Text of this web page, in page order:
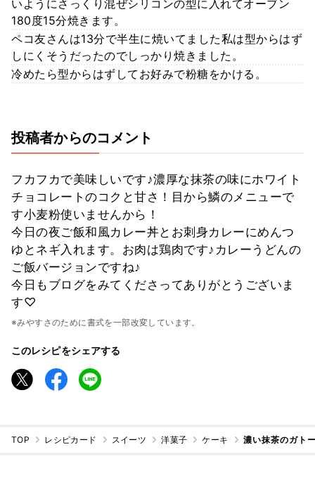
いようにさっくり混ぜシリコンの型に入れてオーブン
180度15分焼きます。
ペコ友さんは13分で半生に焼いてました私は型からはず
しにくそうだったのでしっかり焼きました。
冷めたら型からはずしてお好みで粉糖をかける。
投稿者からのコメント
フカフカで美味しいです♪濃厚な抹茶の味にホワイト
チョコレートのコクと甘さ！目から鱗のメニューで
す小麦粉使いませんから！
今日の夜ご飯和風カレー丼とお刺身カレーにめんつ
ゆとネギ入れます。お肉は鶏肉です♪カレーうどんの
ご飯バージョンですね♪
今日もブログをみてくださってありがとうございま
す♡
※みやすさのために書式を一部改変しています。
このレシピをシェアする
TOP レシピカード スイーツ 洋菓子 ケーキ 濃い抹茶のガト